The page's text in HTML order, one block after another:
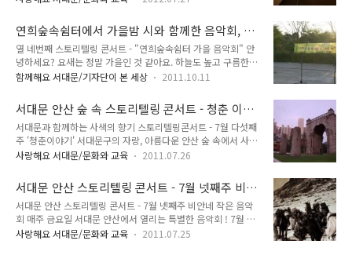
해서도 체험을 통해 쉽게 알 수 있는 구청 홍보부스입니다. ♡ 우
리 홍보과는 지금 ..
연희숲속쉼터에서 가을밤 시와 함께한 음악회, 스
토리텔링 콘서트
열 네번째 스토리텔링 콘서트 - "연희숲속쉼터 가을 음악회" 안
녕하세요? 요새는 정말 가을인 것 같아요. 하늘도 높고 구름한
점 없이 파란 하늘이 너무 이뻐서 어디론가 놀러 가고 싶어지는
리텔링 콘서트는 원천교회와 함께 하는 "연희슾속쉼터 가을 음
악회"가 열렸습니다. 다양한 악기와 프로그램으로 많은 분들과
함께 가을을 느낄 수 있었는데요, 음와과 시가 있는 가을 밤의 낭
만이 있는 음악회였습니다. 9월의 어느 멋진 날에 열린 콘서트에
TONG도 함께 했답니다. 섹소폰 연주와 시낭송으로 시작된 가을
소개된 황도원님의 섹소폰 연주!을 경쾌하게 연주해주셨는데요,
트로트의 흥겨..
함께해요 서대문/기자단이 본 세상 2011.10.11
서대문 안산 숲 속 스토리텔링 콘서트 - 청춘 이야
기 (아프니까 청춘이다)
서대문과 함께하는 사색의 향기 스토리텔링콘서트 - 7월 다섯째
주 '청춘이야기' 서대문구의 자랑, 아름다운 안산 숲 속에서 사색
의 향기와 함께 열리는 스토리텔링 콘서트의 7월 다섯째주 주제
독립문에서 모여 걷기를 시작으로 시작됩니다. 독립문-서대문형
무소역사관-서대문안산-무악정-메타세콰이어숲길-숲속공연장
(1시간코스)-공연(50분) 독립문 갑오개혁 이후 자주독립의 의지
를 다짐하기 위해 세운 기념물이다.갑오개혁(1894∼1896)은
내정개혁과 제도개혁을 추진하였던 개혁운동이다. 그러나 외국
사랑해요 서대문/문화와 교육 2011.07.26
서대문 안산 스토리텔링 콘서트 - 7월 넷째주 비
안네 작은 음악회
서대문 안산 스토리텔링 콘서트 - 7월 넷째주 비안네 작은 음악
회 매주 금요일 서대문 안산에서 열리는 특별한 음악회 ! 7월 22
일 금요일에는 '비안네 작은 음악회'를 주제로 홍은 3동 성당과
사랑해요 서대문/문화와 교육 2011.07.25